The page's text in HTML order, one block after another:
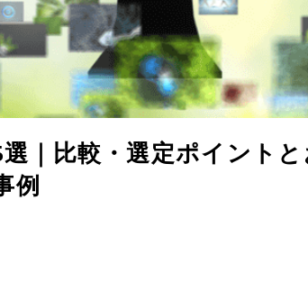
｜比較・選定ポイント
例